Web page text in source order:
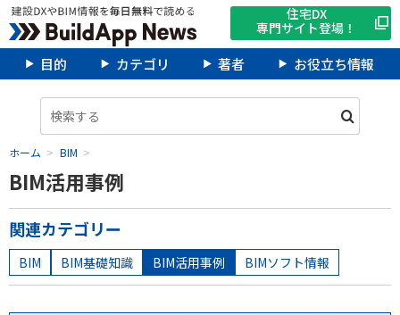
住宅DX
専門サイト登場！
目的 カテゴリ 著者 お役立ち情報
ホーム BIM
BIM活用事例
関連カテゴリー
BIM BIM基礎知識 BIM活用事例 BIMソフト情報